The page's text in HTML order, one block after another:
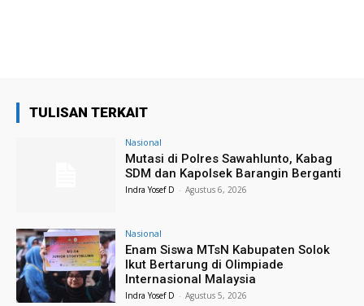
TULISAN TERKAIT
Nasional
Mutasi di Polres Sawahlunto, Kabag
SDM dan Kapolsek Barangin Berganti
Indra Yosef D - Agustus 6, 2026
Nasional
Enam Siswa MTsN Kabupaten Solok
Ikut Bertarung di Olimpiade
Internasional Malaysia
Indra Yosef D - Agustus 5, 2026